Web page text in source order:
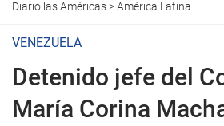
Diario las Américas>América Latina
VENEZUELA
Detenido jefe del
María Corina